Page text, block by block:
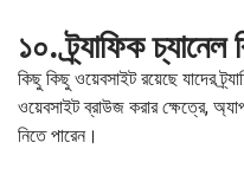
১০. ট্র্যাফিক চ্যানেল
কিছু কিছু ওয়েবসাইট রয়েছে যাদের
ওয়েবসাইট ব্রাউজ করার ক্ষেত্রে,
নিতে পারেন।